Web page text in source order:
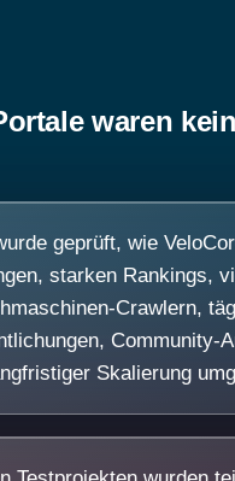
waren
geprüft, wie
starken Rankings,
Crawlern,
Community-
Skalierung